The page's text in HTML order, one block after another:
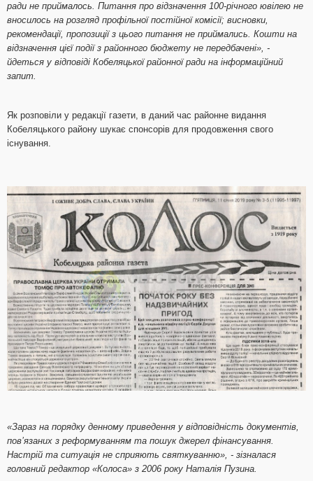
ради не приймалось. Питання про відзначення 100-річного ювілею не
вносилось на розгляд профільної постійної комісії; висновки,
рекомендації, пропозиції з цього питання не приймались. Кошти на
відзначення цієї події з районного бюджету не передбачені», -
йдеться у відповіді Кобеляцької районної ради на інформаційний
запит.
Як розповіли у редакції газети, в даний час районне видання
Кобеляцького району шукає спонсорів для продовження свого
існування.
«Зараз на порядку денному приведення у відповідність документів,
пов’язаних з реформуванням та пошук джерел фінансування.
Настрій та ситуація не сприяють святкуванню», - зізналася
головний редактор «Колоса» з 2006 року Наталія Пузина.